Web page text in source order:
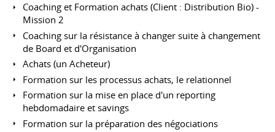
Coaching et Formation achats (Client : Distribution Bio) -
Mission 2
Coaching sur la résistance à changer suite à changement
de Board et d'Organisation
Achats (un Acheteur)
Formation sur les processus achats, le relationnel
Formation sur la mise en place d'un reporting
hebdomadaire et savings
Formation sur la préparation des négociations